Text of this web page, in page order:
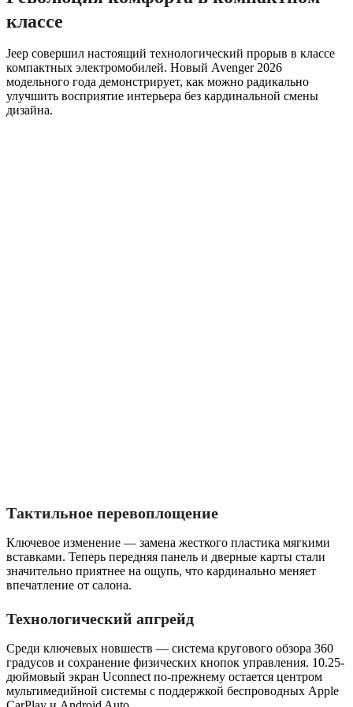
классе
Jeep совершил настоящий технологический прорыв в классе
компактных электромобилей. Новый Avenger 2026
модельного года демонстрирует, как можно радикально
улучшить восприятие интерьера без кардинальной смены
дизайна.
Тактильное перевоплощение
Ключевое изменение — замена жесткого пластика мягкими
вставками. Теперь передняя панель и дверные карты стали
значительно приятнее на ощупь, что кардинально меняет
впечатление от салона.
Технологический апгрейд
Среди ключевых новшеств — система кругового обзора 360
градусов и сохранение физических кнопок управления. 10.25-
дюймовый экран Uconnect по-прежнему остается центром
мультимедийной системы с поддержкой беспроводных Apple